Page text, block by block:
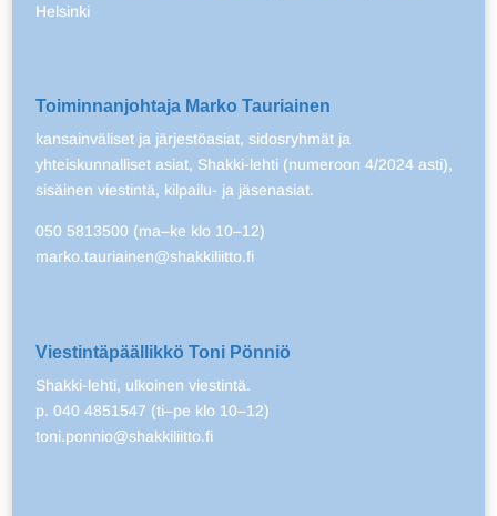
Helsinki
Toiminnanjohtaja Marko Tauriainen
kansainväliset ja järjestöasiat, sidosryhmät ja
yhteiskunnalliset asiat, Shakki-lehti (numeroon 4/2024 asti),
sisäinen viestintä, kilpailu- ja jäsenasiat.
050 5813500 (ma–ke klo 10–12)
marko.tauriainen@shakkiliitto.fi
Viestintäpäällikkö Toni Pönniö
Shakki-lehti, ulkoinen viestintä.
p. 040 4851547 (ti–pe klo 10–12)
toni.ponnio@shakkiliitto.fi